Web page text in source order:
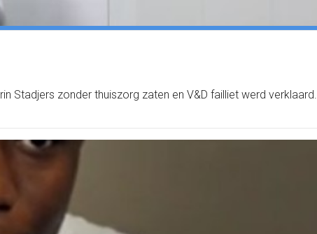
Stadjers zonder thuiszorg zaten en V&D failliet werd verklaard.